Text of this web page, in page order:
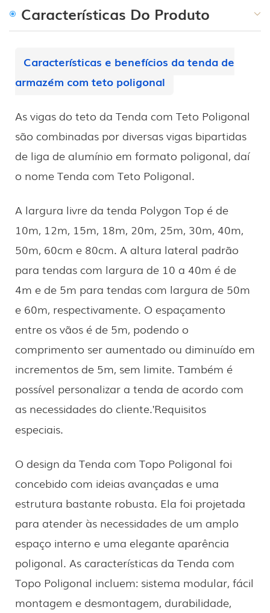
Características Do Produto
Características e benefícios da tenda de
armazém com teto poligonal
As vigas do teto da Tenda com Teto Poligonal
são combinadas por diversas vigas bipartidas
de liga de alumínio em formato poligonal, daí
o nome Tenda com Teto Poligonal.
A largura livre da tenda Polygon Top é de
10m, 12m, 15m, 18m, 20m, 25m, 30m, 40m,
50m, 60cm e 80cm. A altura lateral padrão
para tendas com largura de 10 a 40m é de
4m e de 5m para tendas com largura de 50m
e 60m, respectivamente. O espaçamento
entre os vãos é de 5m, podendo o
comprimento ser aumentado ou diminuído em
incrementos de 5m, sem limite. Também é
possível personalizar a tenda de acordo com
as necessidades do cliente.'Requisitos
especiais.
O design da Tenda com Topo Poligonal foi
concebido com ideias avançadas e uma
estrutura bastante robusta. Ela foi projetada
para atender às necessidades de um amplo
espaço interno e uma elegante aparência
poligonal. As características da Tenda com
Topo Poligonal incluem: sistema modular, fácil
montagem e desmontagem, durabilidade,